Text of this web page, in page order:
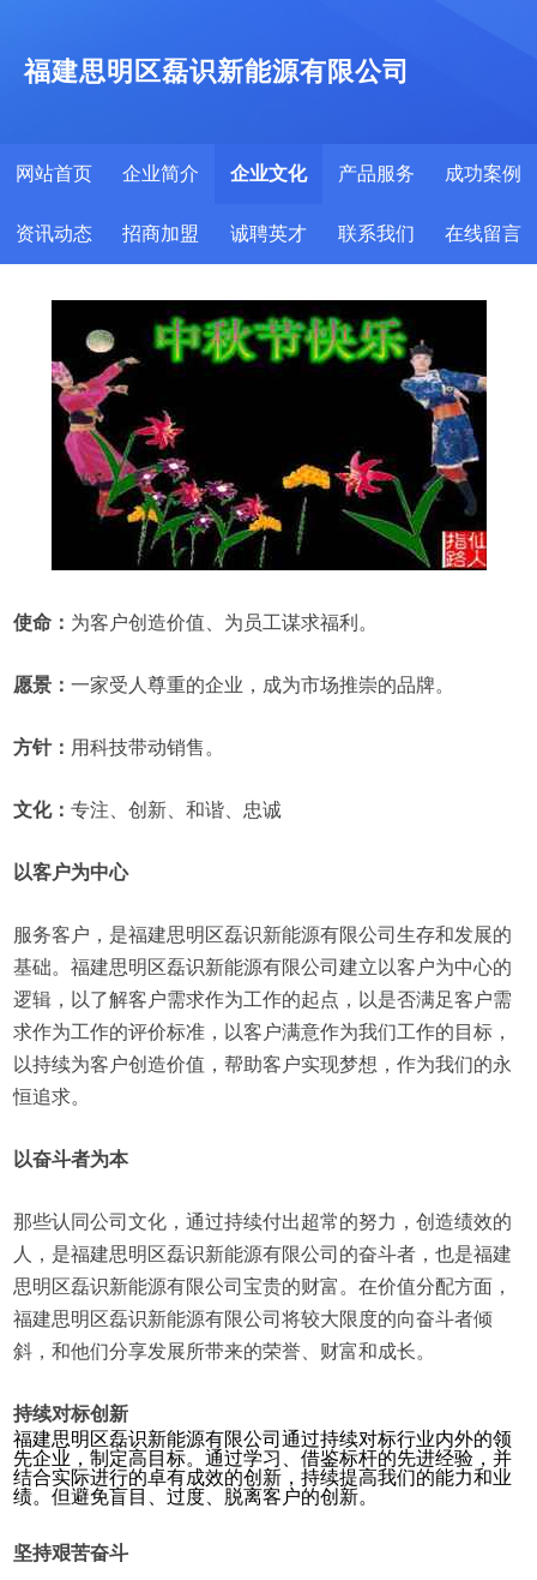
福建思明区磊识新能源有限公司
网站首页 企业简介 企业文化 产品服务 成功案例
资讯动态 招商加盟 诚聘英才 联系我们 在线留言
使命： 为客户创造价值、为员工谋求福利。
愿景：一家受人尊重的企业，成为市场推崇的品牌。
方针： 用科技带动销售。
文化：专注、创新、和谐、忠诚
以客户为中心
服务客户，是福建思明区磊识新能源有限公司生存和发展的
基础。福建思明区磊识新能源有限公司建立以客户为中心的
逻辑，以了解客户需求作为工作的起点，以是否满足客户需
求作为工作的评价标准，以客户满意作为我们工作的目标，
以持续为客户创造价值，帮助客户实现梦想，作为我们的永
恒追求。
以奋斗者为本
那些认同公司文化，通过持续付出超常的努力，创造绩效的
人，是福建思明区磊识新能源有限公司的奋斗者，也是福建
思明区磊识新能源有限公司宝贵的财富。在价值分配方面，
福建思明区磊识新能源有限公司将较大限度的向奋斗者倾
斜，和他们分享发展所带来的荣誉、财富和成长。
持续对标创新
福建思明区磊识新能源有限公司通过持续对标行业内外的领
先企业，制定高目标。通过学习、借鉴标杆的先进经验，并
结合实际进行的卓有成效的创新，持续提高我们的能力和业
绩。但避免盲目、过度、脱离客户的创新。
坚持艰苦奋斗